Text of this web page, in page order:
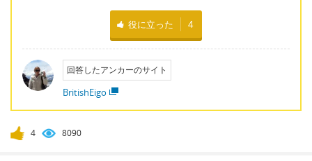
役に立った 4
回答したアンカーのサイト
BritishEigo
4 8090